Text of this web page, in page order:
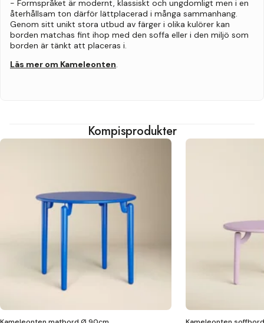
- Formspråket är modernt, klassiskt och ungdomligt men i en
återhållsam ton därför lättplacerad i många sammanhang.
Genom sitt unikt stora utbud av färger i olika kulörer kan
borden matchas fint ihop med den soffa eller i den miljö som
borden är tänkt att placeras i.
Läs mer om Kameleonten.
Kompisprodukter